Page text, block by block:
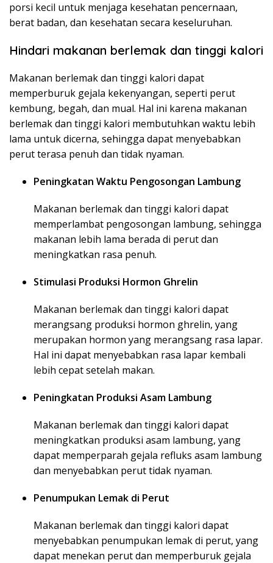
porsi kecil untuk menjaga kesehatan pencernaan,
berat badan, dan kesehatan secara keseluruhan.
Hindari makanan berlemak dan tinggi kalori
Makanan berlemak dan tinggi kalori dapat
memperburuk gejala kekenyangan, seperti perut
kembung, begah, dan mual. Hal ini karena makanan
berlemak dan tinggi kalori membutuhkan waktu lebih
lama untuk dicerna, sehingga dapat menyebabkan
perut terasa penuh dan tidak nyaman.
Peningkatan Waktu Pengosongan Lambung
Makanan berlemak dan tinggi kalori dapat
memperlambat pengosongan lambung, sehingga
makanan lebih lama berada di perut dan
meningkatkan rasa penuh.
Stimulasi Produksi Hormon Ghrelin
Makanan berlemak dan tinggi kalori dapat
merangsang produksi hormon ghrelin, yang
merupakan hormon yang merangsang rasa lapar.
Hal ini dapat menyebabkan rasa lapar kembali
lebih cepat setelah makan.
Peningkatan Produksi Asam Lambung
Makanan berlemak dan tinggi kalori dapat
meningkatkan produksi asam lambung, yang
dapat memperparah gejala refluks asam lambung
dan menyebabkan perut tidak nyaman.
Penumpukan Lemak di Perut
Makanan berlemak dan tinggi kalori dapat
menyebabkan penumpukan lemak di perut, yang
dapat menekan perut dan memperburuk gejala